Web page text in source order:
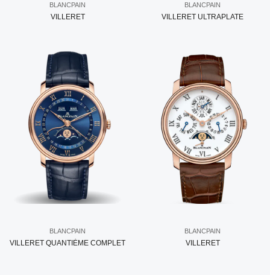
BLANCPAIN
VILLERET
BLANCPAIN
VILLERET ULTRAPLATE
BLANCPAIN
VILLERET QUANTIÈME COMPLET
BLANCPAIN
VILLERET